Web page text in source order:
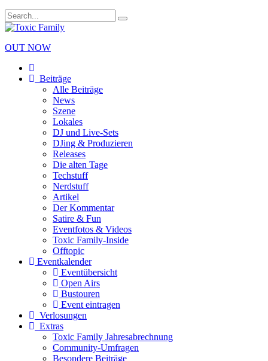
OUT NOW
Beiträge
Alle Beiträge
News
Szene
Lokales
DJ und Live-Sets
DJing & Produzieren
Releases
Die alten Tage
Techstuff
Nerdstuff
Artikel
Der Kommentar
Satire & Fun
Eventfotos & Videos
Toxic Family-Inside
Offtopic
Eventkalender
Eventübersicht
Open Airs
Bustouren
Event eintragen
Verlosungen
Extras
Toxic Family Jahresabrechnung
Community-Umfragen
Besondere Beiträge